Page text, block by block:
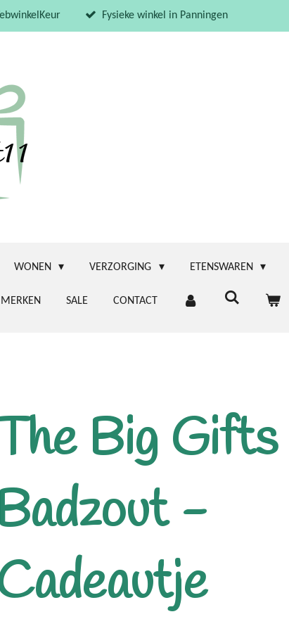
Fysieke winkel in Panningen
WONEN VERZORGING ETENSWAREN
MERKEN SALE CONTACT
Big
Badzout -